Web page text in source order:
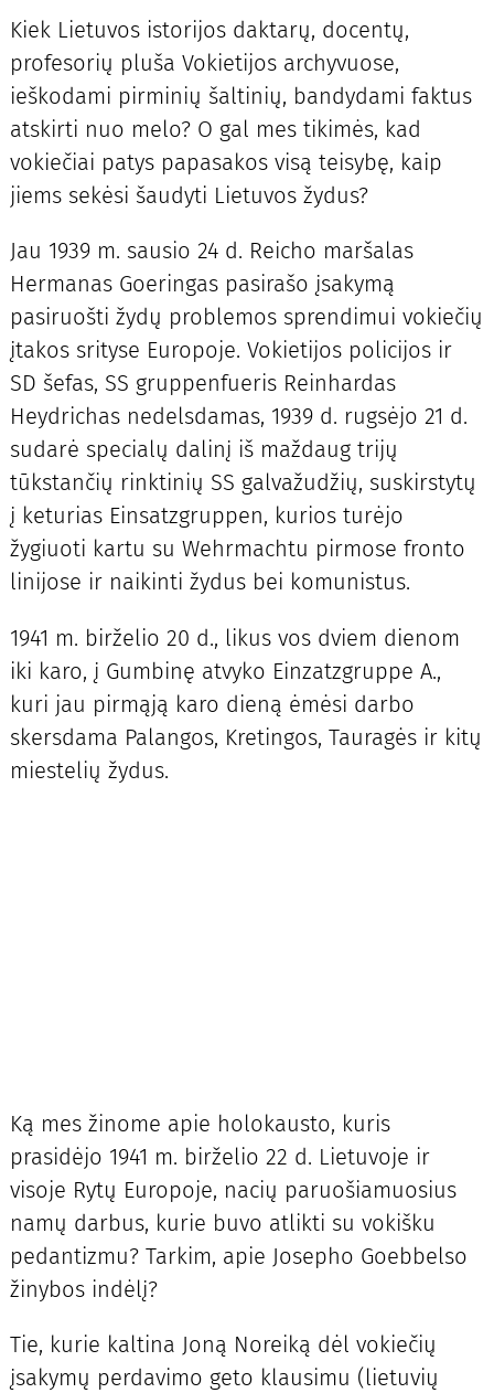
Kiek Lietuvos istorijos daktarų, docentų,
profesorių pluša Vokietijos archyvuose,
ieškodami pirminių šaltinių, bandydami faktus
atskirti nuo melo? O gal mes tikimės, kad
vokiečiai patys papasakos visą teisybę, kaip
jiems sekėsi šaudyti Lietuvos žydus?
Jau 1939 m. sausio 24 d. Reicho maršalas
Hermanas Goeringas pasirašo įsakymą
pasiruošti žydų problemos sprendimui vokiečių
įtakos srityse Europoje. Vokietijos policijos ir
SD šefas, SS gruppenfueris Reinhardas
Heydrichas nedelsdamas, 1939 d. rugsėjo 21 d.
sudarė specialų dalinį iš maždaug trijų
tūkstančių rinktinių SS galvažudžių, suskirstytų
į keturias Einsatzgruppen, kurios turėjo
žygiuoti kartu su Wehrmachtu pirmose fronto
linijose ir naikinti žydus bei komunistus.
1941 m. birželio 20 d., likus vos dviem dienom
iki karo, į Gumbinę atvyko Einzatzgruppe A.,
kuri jau pirmąją karo dieną ėmėsi darbo
skersdama Palangos, Kretingos, Tauragės ir kitų
miestelių žydus.
Ką mes žinome apie holokausto, kuris
prasidėjo 1941 m. birželio 22 d. Lietuvoje ir
visoje Rytų Europoje, nacių paruošiamuosius
namų darbus, kurie buvo atlikti su vokišku
pedantizmu? Tarkim, apie Josepho Goebbelso
žinybos indėlį?
Tie, kurie kaltina Joną Noreiką dėl vokiečių
įsakymų perdavimo geto klausimu (lietuvių